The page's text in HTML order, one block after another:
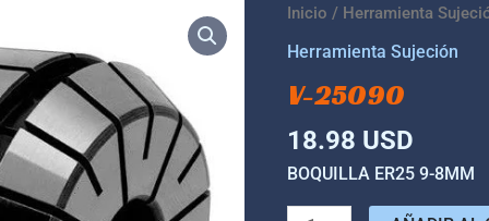
Inicio / Herramienta
Herramienta Sujeción
V-25090
18.98 USD
BOQUILLA ER25 9-8MM
V-
25090